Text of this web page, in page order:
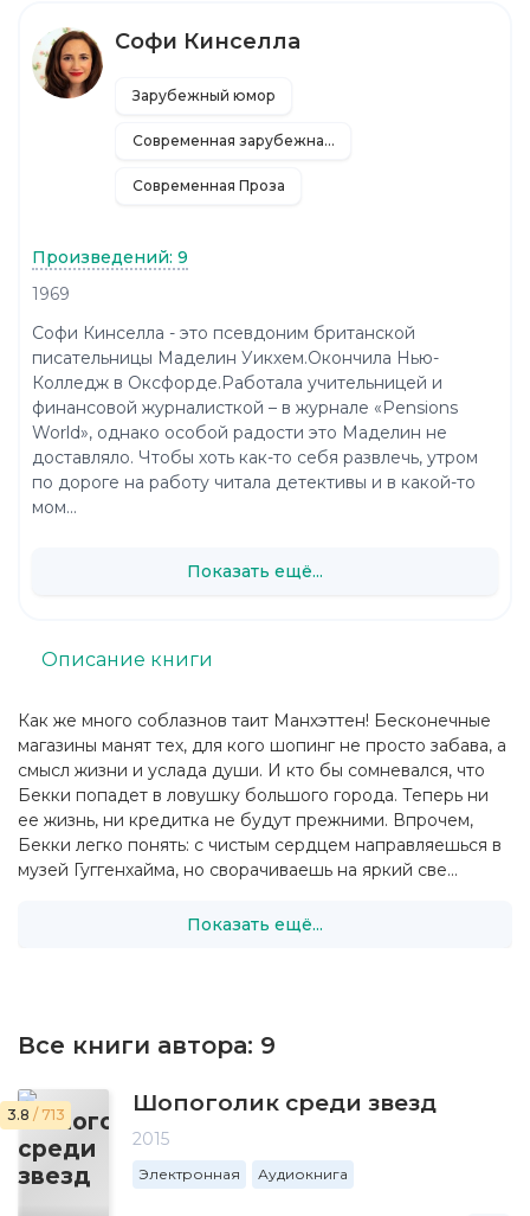
Как же много соблазнов таит Манхэттен! Бесконечные
магазины манят тех, для кого шопинг не просто забава, а
смысл жизни и услада души. И кто бы сомневался, что
Бекки попадет в ловушку большого города. Теперь ни
ее жизнь, ни кредитка не будут прежними. Впрочем,
Бекки легко понять: c чистым сердцем направляешься в
музей Гуггенхайма, но сворачиваешь на яркий све...
Показать ещё...
Описание книги
Все книги автора: 9
3.8 / 713 Шопоголик среди звезд
2015
Электронная Аудиокнига
Софи Кинселла
Зарубежный юмор
Современная зарубежная литература
Современная Проза
Произведений: 9
1969
Софи Кинселла - это псевдоним британской
писательницы Маделин Уикхем.Окончила Нью-
Колледж в Оксфорде.Работала учительницей и
финансовой журналисткой – в журнале «Pensions
World», однако особой радости это Маделин не
доставляло. Чтобы хоть как-то себя развлечь, утром
по дороге на работу читала детективы и в какой-то
мом...
Показать ещё...